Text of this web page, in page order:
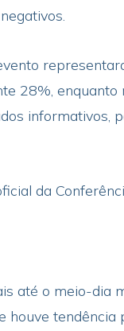
28%,
informativos,
da
até o meio-dia
houve